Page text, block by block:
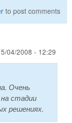
to post comments
04/2008 - 12:29
Очень
стадии
решениях.